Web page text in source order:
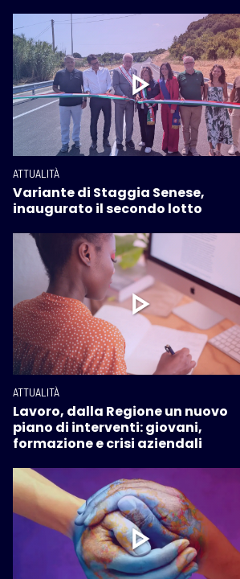
ATTUALITÀ
Variante di Staggia Senese,
inaugurato il secondo lotto
ATTUALITÀ
Lavoro, dalla Regione un nuovo
piano di interventi: giovani,
formazione e crisi aziendali